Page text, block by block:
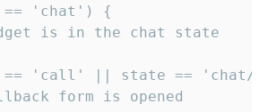
'chat') {
is in the chat state
'call' || state ==
form is opened